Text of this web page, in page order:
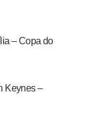
– Copa do
Keynes –